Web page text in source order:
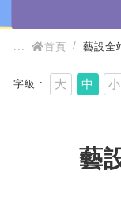
::: 首頁 藝設全
字級 大 中 小
藝